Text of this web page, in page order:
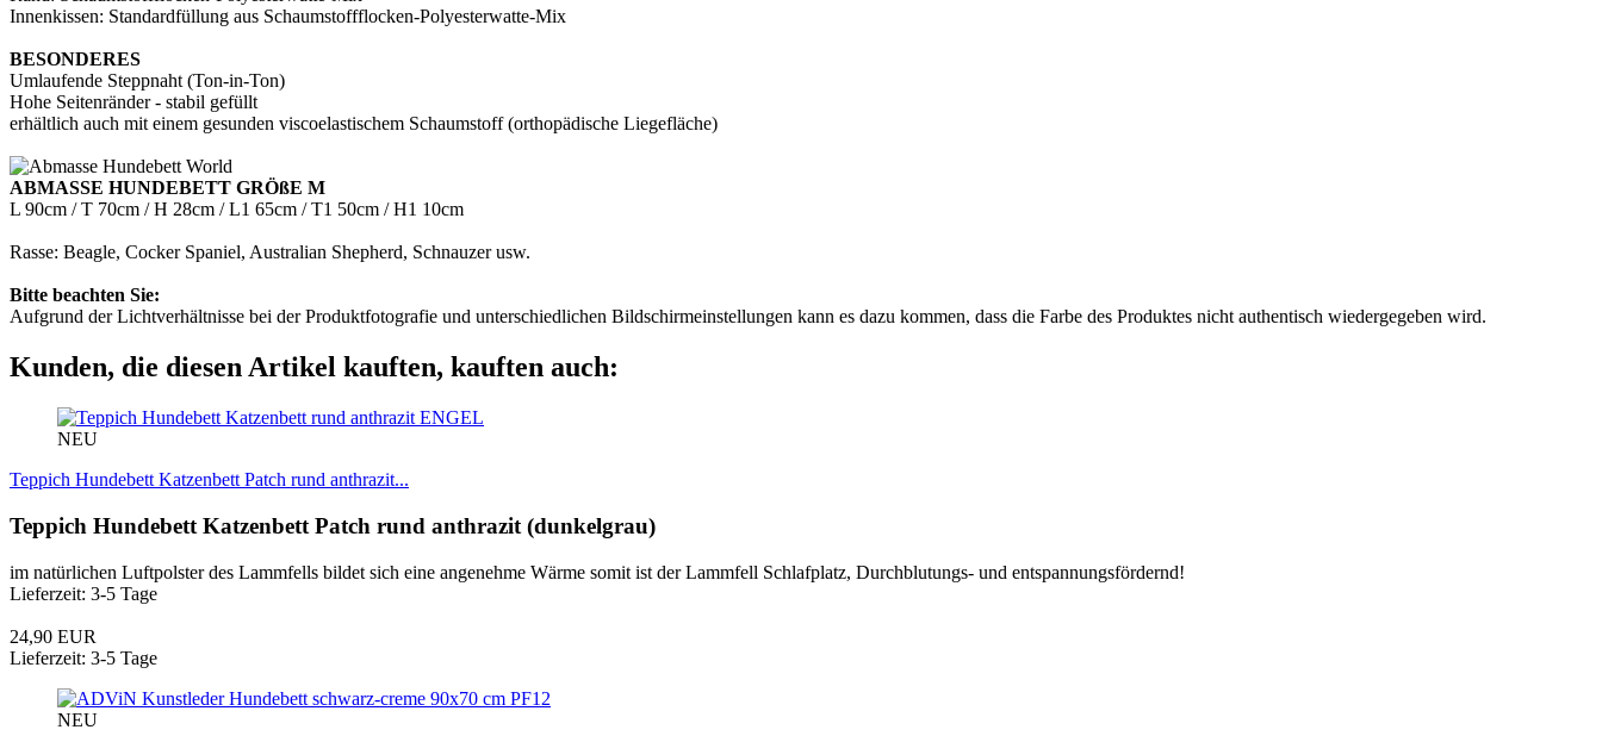
Innenkissen: Standardfüllung aus Schaumstoffflocken-Polyesterwatte-Mix
BESONDERES
Umlaufende Steppnaht (Ton-in-Ton)
Hohe Seitenränder - stabil gefüllt
erhältlich auch mit einem gesunden viscoelastischem Schaumstoff (orthopädische Liegefläche)
ABMASSE HUNDEBETT GRÖßE M
L 90cm / T 70cm / H 28cm / L1 65cm / T1 50cm / H1 10cm
Rasse: Beagle, Cocker Spaniel, Australian Shepherd, Schnauzer usw.
Bitte beachten Sie:
Aufgrund der Lichtverhältnisse bei der Produktfotografie und unterschiedlichen Bildschirmeinstellungen kann es dazu kommen, dass die Farbe des Produktes nicht authentisch wiedergegeben wird.
Kunden, die diesen Artikel kauften, kauften auch:
ENGEL
NEU
Teppich Hundebett Katzenbett Patch rund anthrazit...
Teppich Hundebett Katzenbett Patch rund anthrazit (dunkelgrau)
im natürlichen Luftpolster des Lammfells bildet sich eine angenehme Wärme somit ist der Lammfell Schlafplatz, Durchblutungs- und entspannungsfördernd!
Lieferzeit: 3-5 Tage
24,90 EUR
Lieferzeit: 3-5 Tage
PF12
NEU